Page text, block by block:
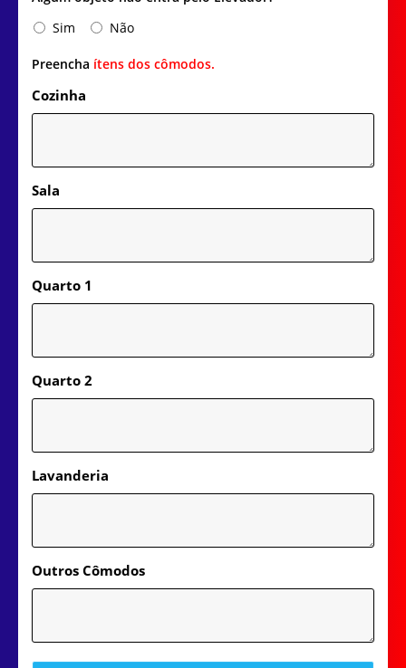
Sim
Não
Preencha ítens dos cômodos.
Cozinha
Sala
Quarto 1
Quarto 2
Lavanderia
Outros Cômodos